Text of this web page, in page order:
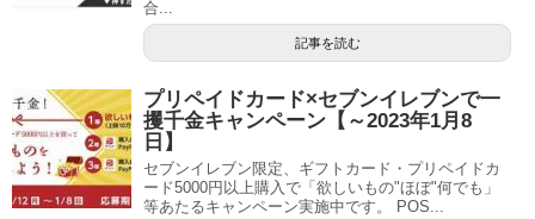
合...
記事を読む
プリペイドカード×セブンイレブンで一
攫千金キャンペーン【～2023年1月8
日】
セブンイレブン限定、ギフトカード・プリペイドカ
ード5000円以上購入で「欲しいもの"ほぼ"何でも」
等あたるキャンペーン実施中です。 POS...